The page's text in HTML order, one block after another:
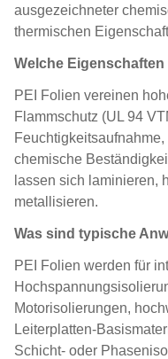
ausgezeichneter
thermischen
Welche
PEI Folien vereinen
Flammschutz (UL 94
chemische
lassen sich laminieren,
metallisieren.
Was sind typische
PEI Folien werden für
Motorisolierungen,
Leiterplatten-
Schicht- oder